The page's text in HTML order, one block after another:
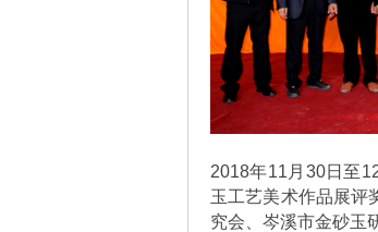
2018年11月30日至
玉工艺美术作品展评
究会、岑溪市金砂玉